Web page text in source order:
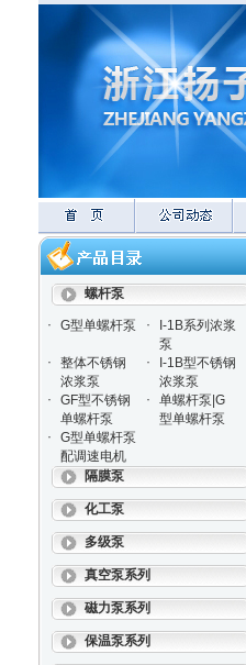
螺杆泵
·
G型单螺杆泵 ·
I-1B系列浓浆
泵
·
整体不锈钢
浓浆泵
·
I-1B型不锈钢
浓浆泵
·
GF型不锈钢
单螺杆泵
·
单螺杆泵|G
型单螺杆泵
·
G型单螺杆泵
配调速电机
隔膜泵
化工泵
多级泵
真空泵系列
磁力泵系列
保温泵系列